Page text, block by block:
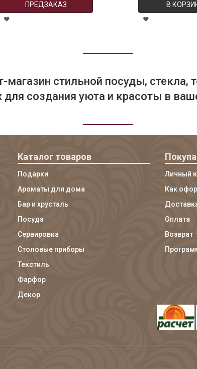
ПРЕДЗАКАЗ В
магазин стильной посуды, стекла,
для создания уюта и красоты в
Каталог товаров
Подарки
Ароматы для дома
Бар и хрусталь
Посуда
Сервировка
Столовые приборы
Текстиль
Фарфор
Декор
Личный
Как
Оплата
Возврат